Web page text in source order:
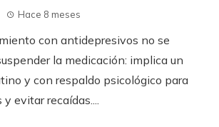
Hace 8 meses
con antidepresivos no se
la medicación: implica un
y con respaldo psicológico para
evitar recaídas....